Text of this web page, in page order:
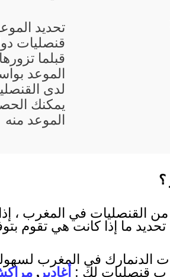
تحديد
قنصليات
قبلما
الموعد
لدى
يمكنك
الموعد منه
؟
القنصليات في المغرب ،
ما إذا كانت هي تقوم
الدنمارك في المغرب
قنصليات لك : أغادير,